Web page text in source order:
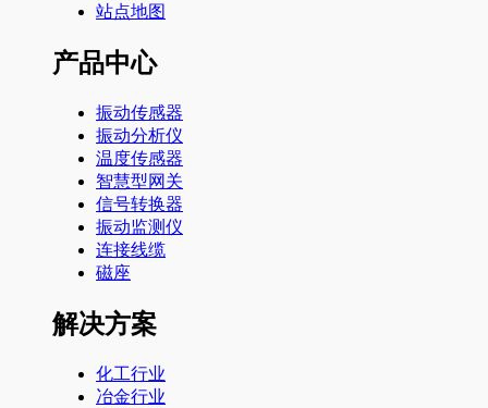
站点地图
产品中心
振动传感器
振动分析仪
温度传感器
智慧型网关
信号转换器
振动监测仪
连接线缆
磁座
解决方案
化工行业
冶金行业